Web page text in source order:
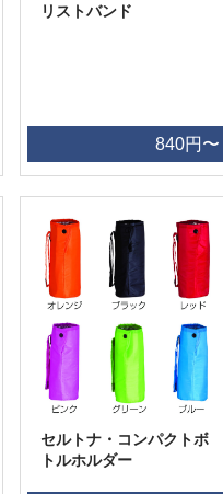
リストバンド
840円〜
セルトナ・コンパクトボ
トルホルダー